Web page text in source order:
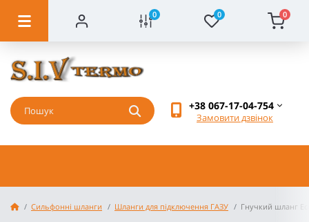
0 0 0
+38 067-17-04-754
Замовити дзвінок
Cильфонні шланги Шланги для підключення ГАЗУ Гнучкий шланг